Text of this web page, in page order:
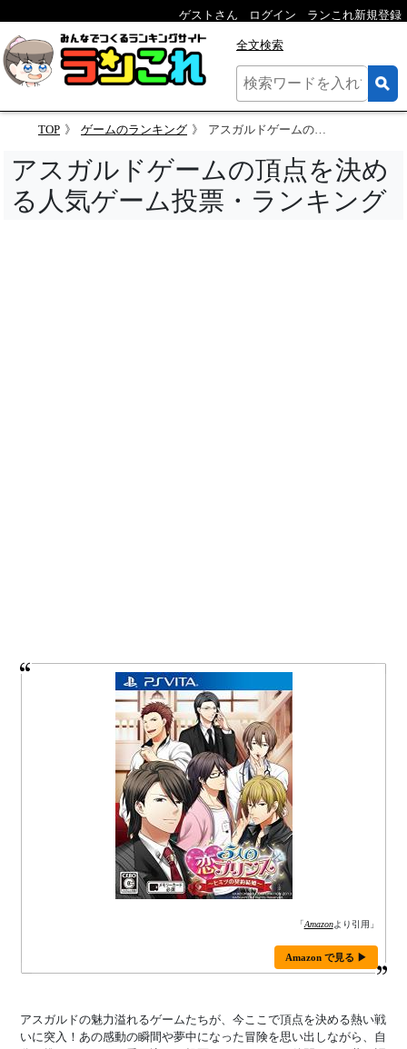
ゲストさん ログイン ランこれ新規登録
全文検索
TOP ゲームのランキング アスガルドゲームの頂点を決める人気ゲーム投票・ランキング
アスガルドゲームの頂点を決め
る人気ゲーム投票・ランキング
「Amazonより引用」
Amazon で見る ▶
アスガルドの魅力溢れるゲームたちが、今ここで頂点を決める熱い戦
いに突入！あの感動の瞬間や夢中になった冒険を思い出しながら、自